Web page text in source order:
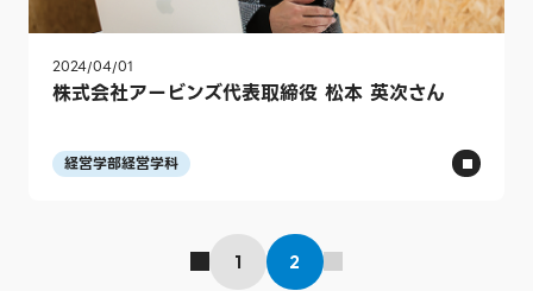
2024/04/01
株式会社アービンズ代表取締役 松本 英次さん
経営学部経営学科
1 2